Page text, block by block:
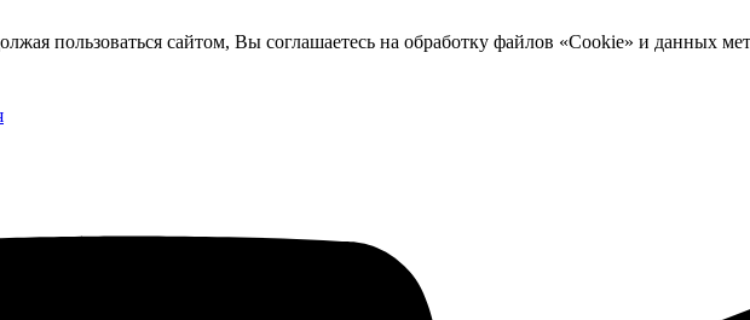
пользоваться сайтом, Вы соглашаетесь на обработку файлов «Cookie» и данных